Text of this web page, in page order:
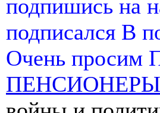
подпишись на
подписался В
Очень